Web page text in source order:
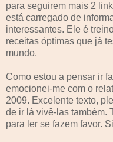
para seguirem mais 2
está carregado de
interessantes. Ele é
receitas óptimas que já
mundo.
Como estou a pensar ir
emocionei-me com o
2009. Excelente texto,
de ir lá vivê-las também.
para ler se fazem favor.